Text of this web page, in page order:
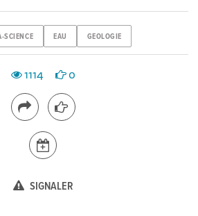
SCIENCE EAU GEOLOGIE
1114 0
SIGNALER